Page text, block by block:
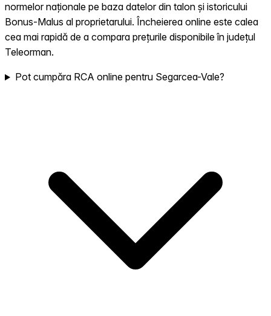
normelor naționale pe baza datelor din talon și istoricului
Bonus-Malus al proprietarului. Încheierea online este calea
cea mai rapidă de a compara prețurile disponibile în județul
Teleorman.
Pot cumpăra RCA online pentru Segarcea-Vale?